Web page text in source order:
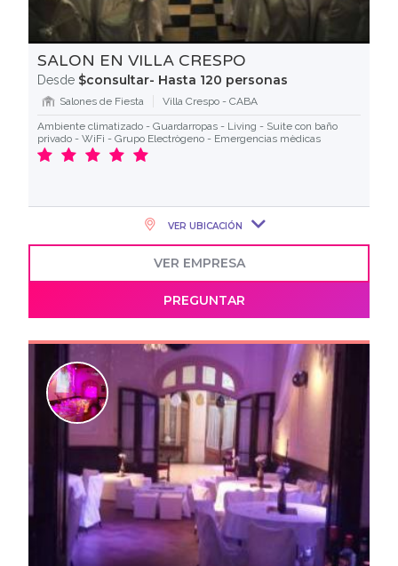
SALON EN VILLA CRESPO
Desde $consultar- Hasta 120 personas
Salones de Fiesta
Villa Crespo - CABA
Ambiente climatizado - Guardarropas - Living - Suite con baño
privado - WiFi - Grupo Electrògeno - Emergencias mèdicas
VER UBICACIÓN
VER EMPRESA
PREGUNTAR